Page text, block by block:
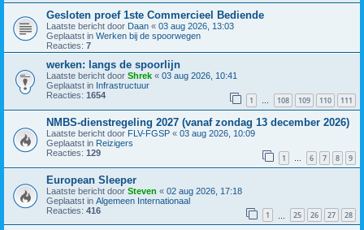
Gesloten proef 1ste Commercieel Bediende
Laatste bericht door Daan « 03 aug 2026, 13:03
Geplaatst in Werken bij de spoorwegen
Reacties: 7
werken: langs de spoorlijn
Laatste bericht door Shrek « 03 aug 2026, 10:41
Geplaatst in Infrastructuur
Reacties: 1654 1 … 108 109 110 111
NMBS-dienstregeling 2027 (vanaf zondag 13 december 2026)
Laatste bericht door FLV-FGSP « 03 aug 2026, 10:09
Geplaatst in Reizigers
Reacties: 129 1 … 6 7 8 9
European Sleeper
Laatste bericht door Steven « 02 aug 2026, 17:18
Geplaatst in Algemeen Internationaal
Reacties: 416 1 25 26 27 28